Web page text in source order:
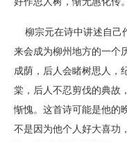
柳宗元在诗中讲述自己
来会成为柳州地方的一个
成荫，后人会睹树思人，
棠，后人不忍剪伐的典故
惭愧。这首诗可能是他的
不是因为他个人好大喜功